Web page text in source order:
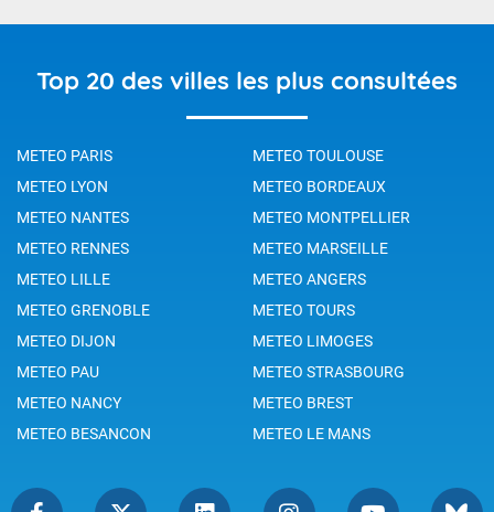
Top 20 des villes les plus consultées
METEO PARIS
METEO TOULOUSE
METEO LYON
METEO BORDEAUX
METEO NANTES
METEO MONTPELLIER
METEO RENNES
METEO MARSEILLE
METEO LILLE
METEO ANGERS
METEO GRENOBLE
METEO TOURS
METEO DIJON
METEO LIMOGES
METEO PAU
METEO STRASBOURG
METEO NANCY
METEO BREST
METEO BESANCON
METEO LE MANS